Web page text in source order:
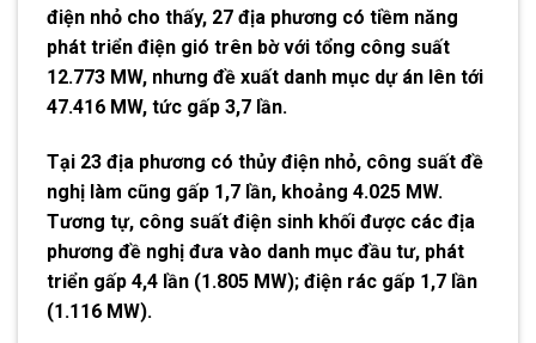
điện nhỏ cho thấy, 27 địa phương có tiềm năng
phát triển điện gió trên bờ với tổng công suất
12.773 MW, nhưng đề xuất danh mục dự án lên tới
47.416 MW, tức gấp 3,7 lần.
Tại 23 địa phương có thủy điện nhỏ, công suất đề
nghị làm cũng gấp 1,7 lần, khoảng 4.025 MW.
Tương tự, công suất điện sinh khối được các địa
phương đề nghị đưa vào danh mục đầu tư, phát
triển gấp 4,4 lần (1.805 MW); điện rác gấp 1,7 lần
(1.116 MW).